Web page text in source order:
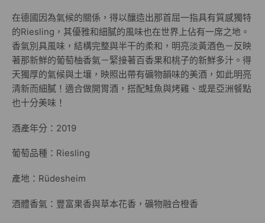
在德國因為氣候的關係，得以釀造出那首屈一指具有質感獨特
的Riesling，其優雅和細膩的風味也在世界上佔有一席之地。
香氣別具風味，結構完整與半干的柔和，明亮淡黃酒色－反映
著那新鮮的葡萄柚香氣－緊接著百香果和桃子的新鮮多汁。得
天獨厚的氣候與土壤，映照出帶有礦物韻味的美酒，如此明亮
清新而細膩！適合做開胃酒，搭配鮭魚與烤雞、或是亞洲餐點
也十分美味！
酒產年分：2019
葡萄品種：Riesling
產地：Rüdesheim
酒體香氣：豐富果香與草本花香，礦物融合橙香